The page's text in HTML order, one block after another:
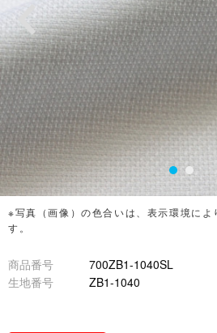
※写真（画像）の色合いは、表示環境によ
す。
商品番号
700ZB1-1040SL
生地番号
ZB1-1040